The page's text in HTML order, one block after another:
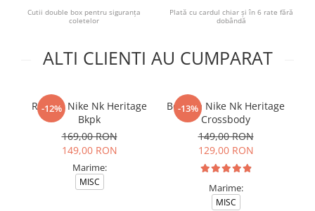
Cutii double box pentru siguranța
coletelor
Plată cu cardul chiar și în 6 rate fără
dobândă
ALTI CLIENTI AU CUMPARAT
-12%
Rucsac Nike Nk Heritage
Bkpk
169,00 RON
149,00 RON
Marime:
MISC
-13%
Borseta Nike Nk Heritage
Crossbody
149,00 RON
129,00 RON
Marime:
MISC